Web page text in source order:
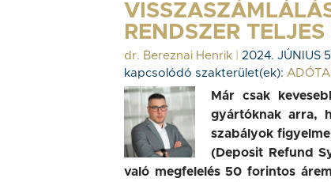
RENDSZER
dr. Bereznai Henrik
2024. JÚNIUS
kapcsolódó szakterület(ek):
Már csak
gyártóknak arra,
szabályok
(Deposit Refund
való megfelelés 50 forintos